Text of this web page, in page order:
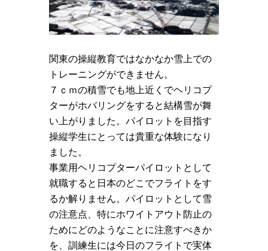
関東の操縦教育ではなかなか雪上での
トレーニングができません。
７ｃｍの積雪でも地上近くでヘリコプ
ターがホバリングをすると結構雪が舞
い上がりました。パイロットを目指す
操縦学生にとっては貴重な体験になり
ました。
事業用ヘリコプターパイロットとして
就職すると日本のどこでフライトをす
るか解りません。パイロットとして雪
の注意点、特にホワイトアウト防止の
ためにどのようなことに注意すべきか
を、訓練生には今日のフライトで実体